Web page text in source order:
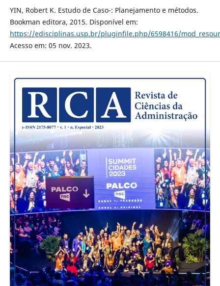
YIN, Robert K. Estudo de Caso-: Planejamento e métodos.
Bookman editora, 2015. Disponível em:
https://edisciplinas.usp.br/pluginfile.php/6598416/
Acesso em: 05 nov. 2023.